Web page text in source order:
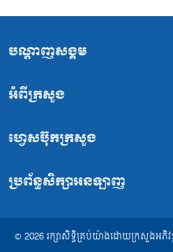
បណ្ដាញសង្គម
អំពីក្រសួង
ហ្វេសប៊ុកក្រសួង
ប្រព័ន្ធសិក្សាអនឡាញ
© 2026 រក្សាសិទ្ធិគ្រប់យ៉ាងដោយក្រសួងអភិ